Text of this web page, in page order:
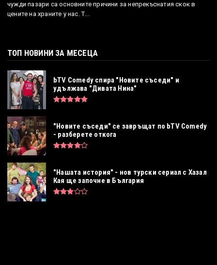
чужди пазари са основните причини за непрекъснатия скок в
цените на храните у нас. Т...
ТОП НОВИНИ ЗА МЕСЕЦА
bTV Comedy спира "Новите съседи" и
удължава "Дивата Нина"
"Новите съседи" се завръщат по bTV Comedy
- разберете откога
"Нашата история" - нов турски сериал с Хазал
Кая ще започне в България